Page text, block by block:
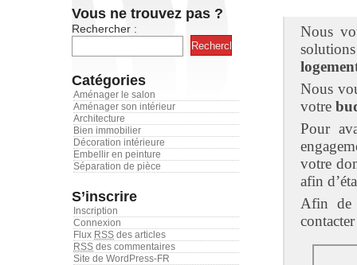
Vous ne trouvez pas ?
Rechercher :
Catégories
Aménager le salon
Aménager son intérieur
Architecture
Bien immobilier
Décoration intérieure
Embellir en peinture
Séparation de pièce
S’inscrire
Inscription
Connexion
Flux RSS des articles
RSS des commentaires
Site de WordPress-FR
Nous
Nous
votre
Pour
votre
afin
Afin de